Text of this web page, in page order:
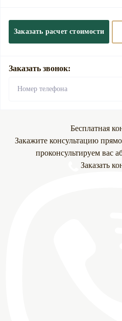
Заказать расчет стоимости
Заказать звонок:
Бесплатная
Закажите консультацию
проконсультируем вас
Заказать